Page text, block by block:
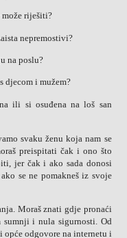
može riješiti?
nepremostivi?
na poslu?
djecom i mužem?
ili si osuđena na loš san
svaku ženu koja nam se
preispitati čak i ono što
jer čak i ako sada donosi
se ne pomakneš iz svoje
Moraš znati gdje pronaći
sumnji i nula sigurnosti. Od
opće odgovore na internetu i